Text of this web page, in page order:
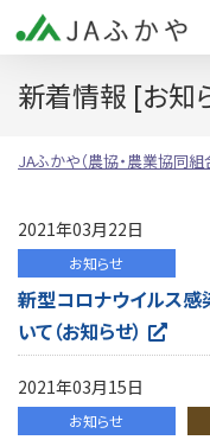
新着情報 [お知
JAふかや（農協・農業協同組
2021年03月22日
お知らせ
新型コロナウイルス
いて（お知らせ）
2021年03月15日
お知らせ